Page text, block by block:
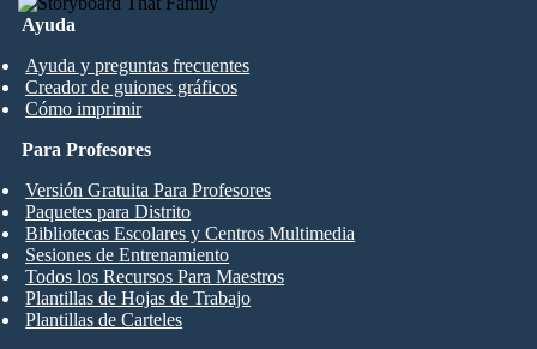
Ayuda
Ayuda y preguntas frecuentes
Creador de guiones gráficos
Cómo imprimir
Para Profesores
Versión Gratuita Para Profesores
Paquetes para Distrito
Bibliotecas Escolares y Centros Multimedia
Sesiones de Entrenamiento
Todos los Recursos Para Maestros
Plantillas de Hojas de Trabajo
Plantillas de Carteles